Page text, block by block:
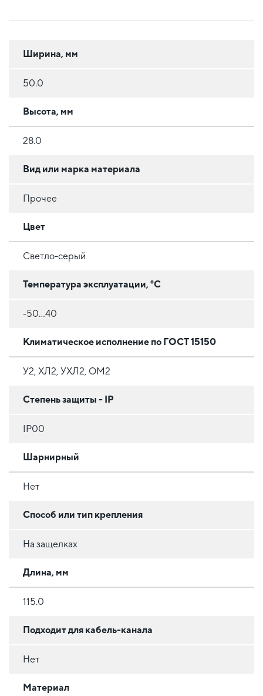
Ширина, мм
50.0
Высота, мм
28.0
Вид или марка материала
Прочее
Цвет
Светло-серый
Температура эксплуатации, °C
-50...40
Климатическое исполнение по ГОСТ 15150
У2, ХЛ2, УХЛ2, ОМ2
Степень защиты - IP
IP00
Шарнирный
Нет
Способ или тип крепления
На защелках
Длина, мм
115.0
Подходит для кабель-канала
Нет
Материал